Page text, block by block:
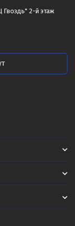
Гвоздь" 2-й этаж